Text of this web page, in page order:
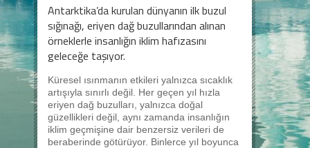
Antarktika’da kurulan dünyanın ilk buzul
sığınağı, eriyen dağ buzullarından alınan
örneklerle insanlığın iklim hafızasını
geleceğe taşıyor.
Küresel ısınmanın etkileri yalnızca sıcaklık
artışıyla sınırlı değil. Her geçen yıl hızla
eriyen dağ buzulları, yalnızca doğal
güzellikleri değil, aynı zamanda insanlığın
iklim geçmişine dair benzersiz verileri de
beraberinde götürüyor. Binlerce yıl boyunca